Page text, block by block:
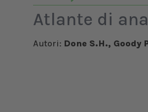
Atlante di
Autori: Done S.H., Goody